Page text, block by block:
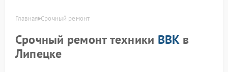
Главная Срочный ремонт
Срочный ремонт техники BBKв
Липецке